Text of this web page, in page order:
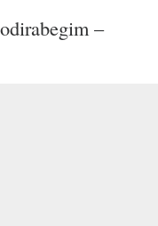
Умида –
Muxlisa – –